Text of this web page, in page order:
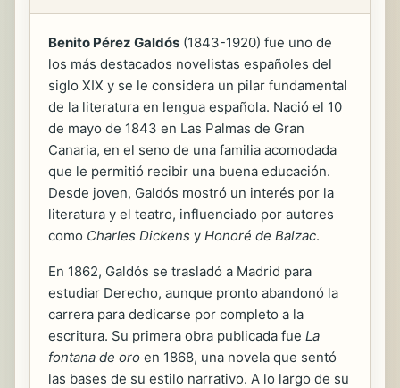
Benito Pérez Galdós (1843-1920) fue uno de
los más destacados novelistas españoles del
siglo XIX y se le considera un pilar fundamental
de la literatura en lengua española. Nació el 10
de mayo de 1843 en Las Palmas de Gran
Canaria, en el seno de una familia acomodada
que le permitió recibir una buena educación.
Desde joven, Galdós mostró un interés por la
literatura y el teatro, influenciado por autores
como Charles Dickens y Honoré de Balzac.
En 1862, Galdós se trasladó a Madrid para
estudiar Derecho, aunque pronto abandonó la
carrera para dedicarse por completo a la
escritura. Su primera obra publicada fue La
fontana de oro en 1868, una novela que sentó
las bases de su estilo narrativo. A lo largo de su